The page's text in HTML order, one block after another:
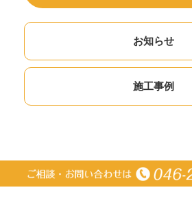
お知らせ
施工事例